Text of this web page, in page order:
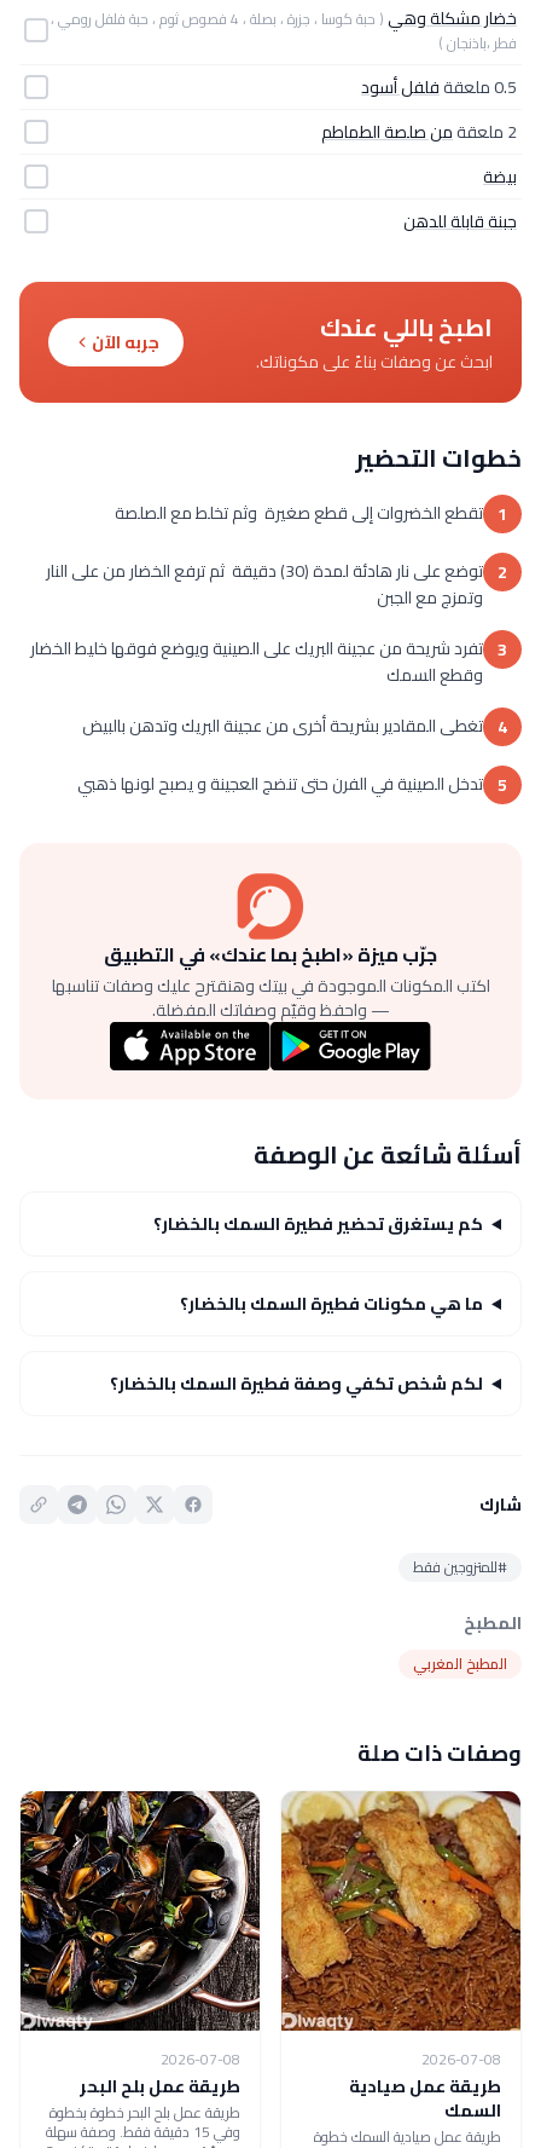
خضار مشكلة وهي
( حبة كوسا ، جزرة ، بصلة ، 4 فصوص ثوم ، حبة فلفل رومي ،
فطر ،باذنجان )
0.5 ملعقة
فلفل أسود
2 ملعقة
من صلصة الطماطم
بيضة
جبنة قابلة للدهن
اطبخ باللي عندك
ابحث عن وصفات بناءً على مكوناتك.
جربه الآن
خطوات التحضير
1 تقطع الخضروات إلى قطع صغيرة وثم تخلط مع الصلصة
2
توضع على نار هادئة لمدة (30) دقيقة ثم ترفع الخضار من على النار
وتمزج مع الجبن
3 تفرد شريحة من عجينة البريك على الصينية ويوضع فوقها خليط الخضار
وقطع السمك
4 تغطى المقادير بشريحة أخرى من عجينة البريك وتدهن بالبيض
5 تدخل الصينية في الفرن حتى تنضج العجينة و يصبح لونها ذهبي
جرّب ميزة «اطبخ بما عندك» في التطبيق
اكتب المكونات الموجودة في بيتك وهنقترح عليك وصفات تناسبها
— واحفظ وقيّم وصفاتك المفضلة.
أسئلة شائعة عن الوصفة
كم يستغرق تحضير فطيرة السمك بالخضار؟
ما هي مكونات فطيرة السمك بالخضار؟
لكم شخص تكفي وصفة فطيرة السمك بالخضار؟
شارك
#للمتزوجين فقط
المطبخ
المطبخ المغربي
وصفات ذات صلة
2026-07-08
طريقة عمل صيادية
السمك
طريقة عمل صيادية السمك خطوة
2026-07-08
طريقة عمل بلح البحر
طريقة عمل بلح البحر خطوة بخطوة
وفي 15 دقيقة فقط. وصفة سهلة